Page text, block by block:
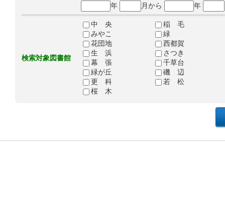
年
月から 年
検索対象図書館
中 央
稲 毛
みやこ
緑
花団地
西都賀
生 浜
さつき
幕 張
千草台
緑が丘
磯 辺
更 科
若 松
桜 木